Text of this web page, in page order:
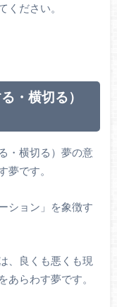
ください。
・横切る）
・横切る）夢の意
夢です。
ション」を象徴す
、良くも悪くも現
あらわす夢です。